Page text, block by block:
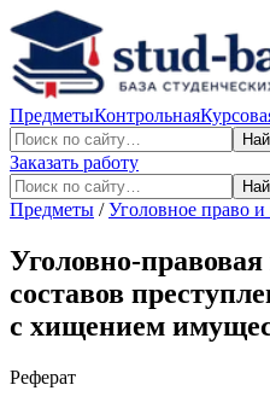
ПредметыКонтрольная
Заказать работу
Предметы /Уголовное право и
Уголовно-
составов
с хищением
Реферат